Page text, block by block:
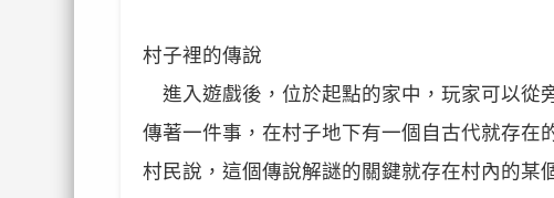
村子裡的傳說
進入遊戲後，位於起點的家中，玩家可以從
傳著一件事，在村子地下有一個自古代就存在
村民說，這個傳說解謎的關鍵就存在村內的某